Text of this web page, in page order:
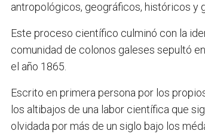
antropológicos, geográficos, históricos y
Este proceso científico culminó con la
comunidad de colonos galeses sepultó
el año 1865.
Escrito en primera persona por los
los altibajos de una labor científica que
olvidada por más de un siglo bajo los